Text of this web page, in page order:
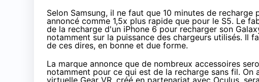
Selon Samsung, il ne faut que 10 minutes de
annoncé comme 1,5x plus rapide que pour le S5. Le
de la recharge d'un iPhone 6pour recharger son
notamment sur la puissance des chargeurs utilisés. Il
de ces dires, en bonne et due forme.
La marque annonce que de nombreux accessoires
notamment pour ce qui est de la recharge sans fil.
virtuelle Gear VR, créé en partenariat avec Oculus,